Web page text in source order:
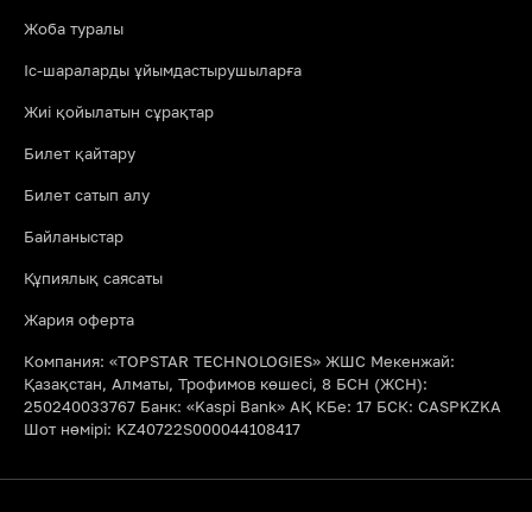
Жоба туралы
Іс-шараларды ұйымдастырушыларға
Жиі қойылатын сұрақтар
Билет қайтару
Билет сатып алу
Байланыстар
Құпиялық саясаты
Жария оферта
Компания: «TOPSTAR TECHNOLOGIES» ЖШС Мекенжай:
Қазақстан, Алматы, Трофимов көшесі, 8 БСН (ЖСН):
250240033767 Банк: «Kaspi Bank» АҚ КБе: 17 БСК: CASPKZKA
Шот нөмірі: KZ40722S000044108417